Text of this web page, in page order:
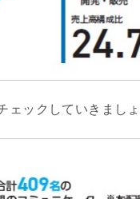
ックしていきましょ